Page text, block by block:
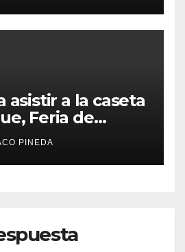
asistir a la caseta
Feria de
PINEDA